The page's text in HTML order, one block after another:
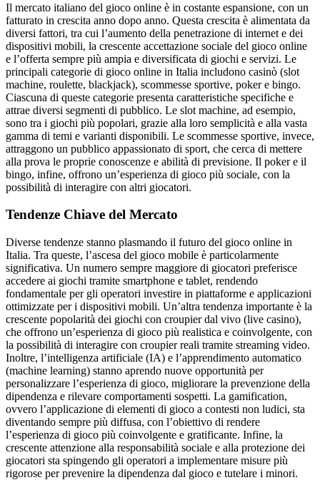
Il mercato italiano del gioco online è in costante espansione, con un
fatturato in crescita anno dopo anno. Questa crescita è alimentata da
diversi fattori, tra cui l’aumento della penetrazione di internet e dei
dispositivi mobili, la crescente accettazione sociale del gioco online
e l’offerta sempre più ampia e diversificata di giochi e servizi. Le
principali categorie di gioco online in Italia includono casinò (slot
machine, roulette, blackjack), scommesse sportive, poker e bingo.
Ciascuna di queste categorie presenta caratteristiche specifiche e
attrae diversi segmenti di pubblico. Le slot machine, ad esempio,
sono tra i giochi più popolari, grazie alla loro semplicità e alla vasta
gamma di temi e varianti disponibili. Le scommesse sportive, invece,
attraggono un pubblico appassionato di sport, che cerca di mettere
alla prova le proprie conoscenze e abilità di previsione. Il poker e il
bingo, infine, offrono un’esperienza di gioco più sociale, con la
possibilità di interagire con altri giocatori.
Tendenze Chiave del Mercato
Diverse tendenze stanno plasmando il futuro del gioco online in
Italia. Tra queste, l’ascesa del gioco mobile è particolarmente
significativa. Un numero sempre maggiore di giocatori preferisce
accedere ai giochi tramite smartphone e tablet, rendendo
fondamentale per gli operatori investire in piattaforme e applicazioni
ottimizzate per i dispositivi mobili. Un’altra tendenza importante è la
crescente popolarità dei giochi con croupier dal vivo (live casino),
che offrono un’esperienza di gioco più realistica e coinvolgente, con
la possibilità di interagire con croupier reali tramite streaming video.
Inoltre, l’intelligenza artificiale (IA) e l’apprendimento automatico
(machine learning) stanno aprendo nuove opportunità per
personalizzare l’esperienza di gioco, migliorare la prevenzione della
dipendenza e rilevare comportamenti sospetti. La gamification,
ovvero l’applicazione di elementi di gioco a contesti non ludici, sta
diventando sempre più diffusa, con l’obiettivo di rendere
l’esperienza di gioco più coinvolgente e gratificante. Infine, la
crescente attenzione alla responsabilità sociale e alla protezione dei
giocatori sta spingendo gli operatori a implementare misure più
rigorose per prevenire la dipendenza dal gioco e tutelare i minori.